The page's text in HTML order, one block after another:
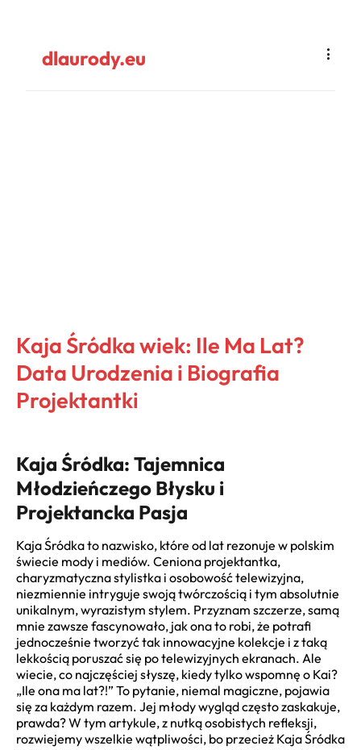
dlaurody.eu
Kaja Śródka wiek: Ile Ma Lat?
Data Urodzenia i Biografia
Projektantki
Kaja Śródka: Tajemnica
Młodzieńczego Błysku i
Projektancka Pasja
Kaja Śródka to nazwisko, które od lat rezonuje w polskim
świecie mody i mediów. Ceniona projektantka,
charyzmatyczna stylistka i osobowość telewizyjna,
niezmiennie intryguje swoją twórczością i tym absolutnie
unikalnym, wyrazistym stylem. Przyznam szczerze, samą
mnie zawsze fascynowało, jak ona to robi, że potrafi
jednocześnie tworzyć tak innowacyjne kolekcje i z taką
lekkością poruszać się po telewizyjnych ekranach. Ale
wiecie, co najczęściej słyszę, kiedy tylko wspomnę o Kai?
„Ile ona ma lat?!” To pytanie, niemal magiczne, pojawia
się za każdym razem. Jej młody wygląd często zaskakuje,
prawda? W tym artykule, z nutką osobistych refleksji,
rozwiejemy wszelkie wątpliwości, bo przecież Kaja Śródka